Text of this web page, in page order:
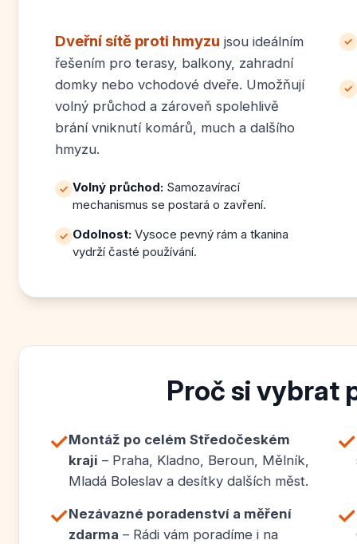
Dveřní sítě proti hmyzu jsou ideálním
řešením pro terasy, balkony, zahradní
domky nebo vchodové dveře. Umožňují
volný průchod a zároveň spolehlivě
brání vniknutí komárů, much a dalšího
hmyzu.
✓ Volný průchod: Samozavírací
mechanismus se postará o zavření.
✓ Odolnost: Vysoce pevný rám a tkanina
vydrží časté používání.
✓
✓
Proč si vybrat
✓Montáž po celém Středočeském
kraji – Praha, Kladno, Beroun, Mělník,
Mladá Boleslav a desítky dalších měst.
✓Nezávazné poradenství a měření
zdarma – Rádi vám poradíme i na
✓
✓